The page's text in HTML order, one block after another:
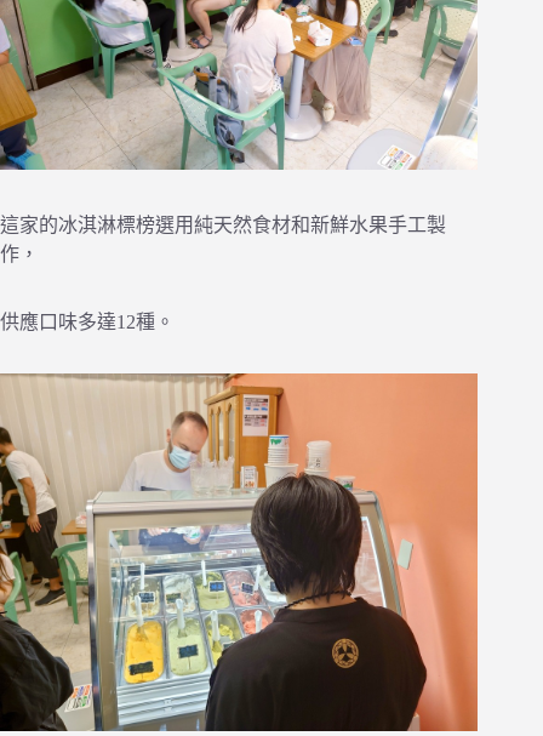
這家的冰淇淋標榜選用純天然食材和新鮮水果手工製
作，
供應口味多達12種。